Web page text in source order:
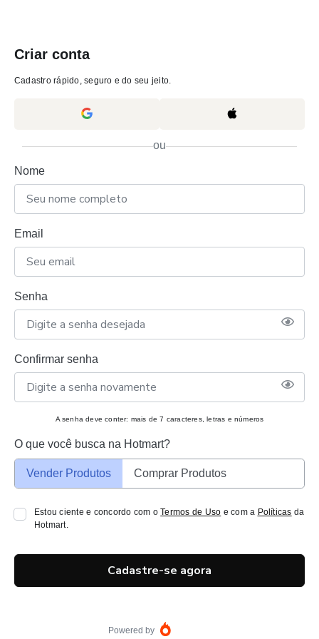
Criar conta
Cadastro rápido, seguro e do seu jeito.
ou
Nome
Email
Senha
Confirmar senha
A senha deve conter: mais de 7 caracteres, letras e números
O que você busca na Hotmart?
Vender Produtos Comprar Produtos
Estou ciente e concordo com oTermos de Uso e com a Políticas da
Hotmart.
Cadastre-se agora
Powered by